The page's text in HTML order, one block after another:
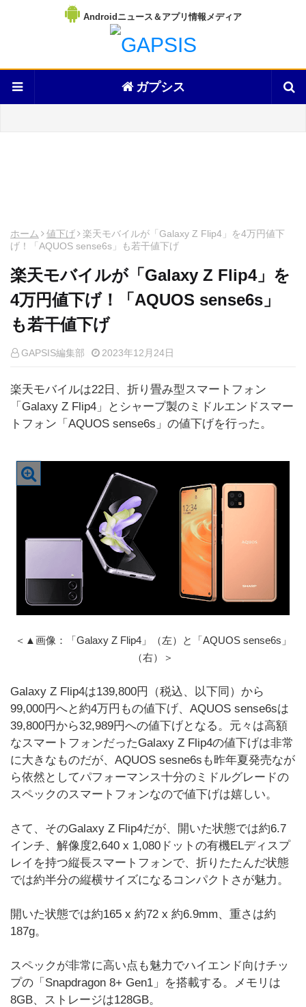
Androidニュース＆アプリ情報メディア
ガプシス
ホーム 値下げ
楽天モバイルが「Galaxy Z Flip4」を4万円値下
げ！「AQUOS sense6s」も若干値下げ
楽天モバイルが「Galaxy Z Flip4」を
4万円値下げ！「AQUOS sense6s」
も若干値下げ
GAPSIS編集部 2023年12月24日
楽天モバイルは22日、折り畳み型スマートフォン
「Galaxy Z Flip4」とシャープ製のミドルエンドスマー
トフォン「AQUOS sense6s」の値下げを行った。
＜▲画像：「Galaxy Z Flip4」（左）と「AQUOS sense6s」
（右）＞
Galaxy Z Flip4は139,800円（税込、以下同）から
99,000円へと約4万円もの値下げ、AQUOS sense6sは
39,800円から32,989円への値下げとなる。元々は高額
なスマートフォンだったGalaxy Z Flip4の値下げは非常
に大きなものだが、AQUOS sesne6sも昨年夏発売なが
ら依然としてパフォーマンス十分のミドルグレードの
スペックのスマートフォンなので値下げは嬉しい。
さて、そのGalaxy Z Flip4だが、開いた状態では約6.7
インチ、解像度2,640 x 1,080ドットの有機ELディスプ
レイを持つ縦長スマートフォンで、折りたたんだ状態
では約半分の縦横サイズになるコンパクトさが魅力。
開いた状態では約165 x 約72 x 約6.9mm、重さは約
187g。
スペックが非常に高い点も魅力でハイエンド向けチッ
プの「Snapdragon 8+ Gen1」を搭載する。メモリは
8GB、ストレージは128GB。